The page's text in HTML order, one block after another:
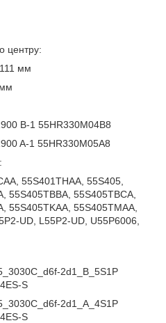
центру:
мм
B-1 55HR330M04B8
A-1 55HR330M05A8
55S401THAA, 55S405,
55S405TBBA, 55S405TBCA,
55S405TKAA, 55S405TMAA,
UD, L55P2-UD, U55P6006,
2d1_B_5S1P
S
2d1_A_4S1P
S